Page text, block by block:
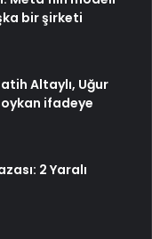
bir şirketi
Altaylı, Uğur
ifadeye
2 Yaralı